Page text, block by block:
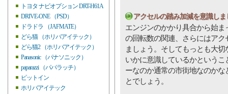
トヨタ ナビオプション DRT-H61A
DRIVE-ONE （PSD）
ドラドラ （JAFMATE）
どら猫 （ホリバアイテック）
どら猫2 （ホリバアイテック）
Panasonic （パナソニック）
paparazzi （パパラッチ）
ピットイン
ホリバアイテック
アクセルの踏み加減を意識しま
エンジンのかかり具合から始
の回転数の関連、さらにはア
ましょう。そしてもっとも大
いかに意識しているかという
ーなのか通常の市街地なのか
とでしょう。